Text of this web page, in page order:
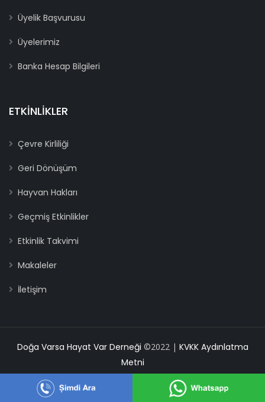
Üyelik Başvurusu
Üyelerimiz
Banka Hesap Bilgileri
ETKINLIKLER
Çevre Kirliliği
Geri Dönüşüm
Hayvan Hakları
Geçmiş Etkinlikler
Etkinlik Takvimi
Makaleler
İletişim
Doğa Varsa Hayat Var Derneği ©2022 | KVKK Aydınlatma
Metni
supported by eXemedia
WhatsApp'tan Ulaşın!